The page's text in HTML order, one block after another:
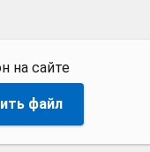
на сайте
файл